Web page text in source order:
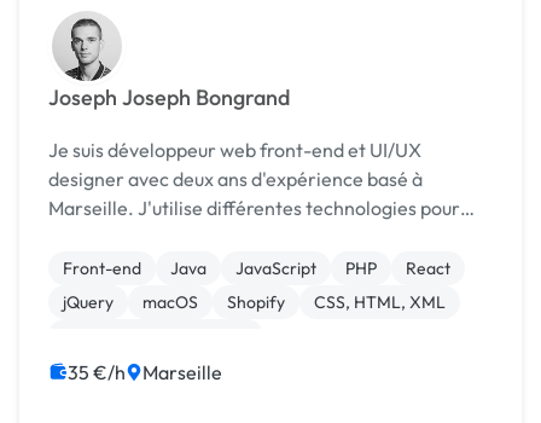
Joseph Joseph Bongrand
Je suis développeur web front-end et UI/UX
designer avec deux ans d'expérience basé à
Marseille. J'utilise différentes technologies pour
JavaScript, PHP, ainsi que plusieurs frameworks et
librairies open...
Front-end Java JavaScript PHP
React
jQuery
macOS Shopify
CSS, HTML, XML
35 €/h Marseille